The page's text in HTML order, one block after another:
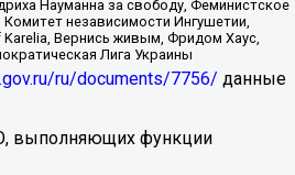
Науманна за свободу, Феминистское
независимости Ингушетии,
Вернись живым, Фридом Хаус,
Лига Украины
ru/documents/7756/ данные
выполняющих функции